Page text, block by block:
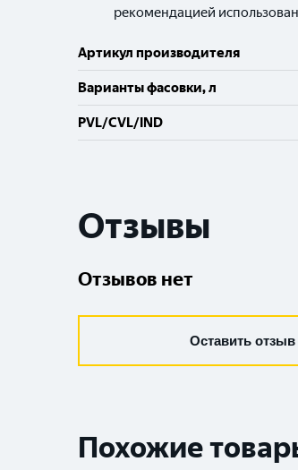
рекомендацией
Артикул производителя
Варианты фасовки, л
PVL/CVL/IND
Отзывы
Отзывов нет
Оставить отзыв
Похожие